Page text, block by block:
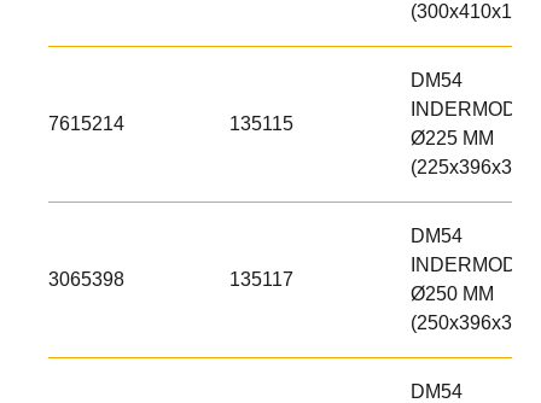
(300x410x150)
7615214 135115
DM54
INDERMODUL
Ø225 MM
(225x396x300)
3065398 135117
DM54
INDERMODUL
Ø250 MM
(250x396x300)
DM54